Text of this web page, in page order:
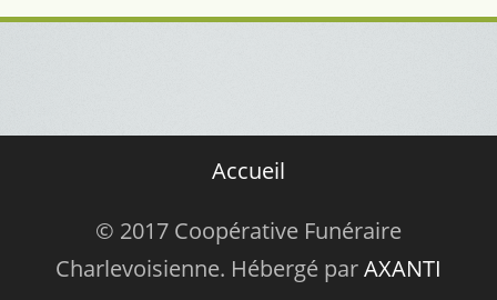
Accueil
© 2017 Coopérative Funéraire
Charlevoisienne. Hébergé parAXANTI